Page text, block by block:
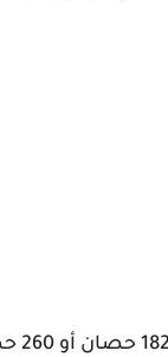
تأتي